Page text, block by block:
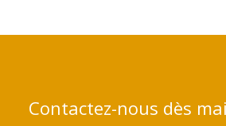
Contactez-nous dès